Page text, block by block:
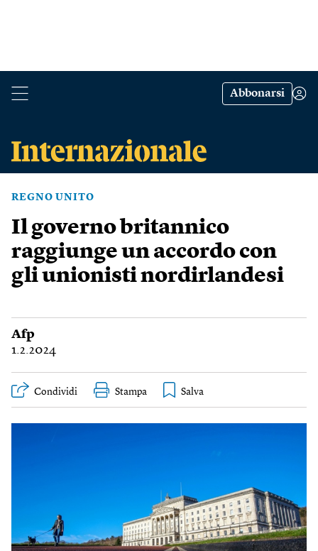
Abbonarsi
REGNO UNITO
Il governo britannico
raggiunge un accordo con
gli unionisti nordirlandesi
Afp
1.2.2024
Condividi Stampa